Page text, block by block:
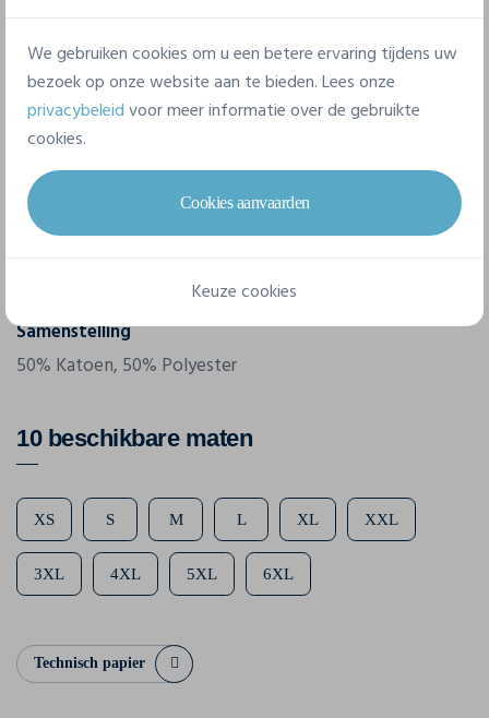
Eigenschappen
Merk
Wk. Designed To Work
Referentie
WK360
Gram/m²
Samenstelling
50% Katoen, 50% Polyester
10 beschikbare maten
XS S M L XL XXL
3XL 4XL 5XL 6XL
Technisch papier
We gebruiken cookies om u een betere ervaring tijdens uw
bezoek op onze website aan te bieden. Lees onze
privacybeleidvoor meer informatie over de gebruikte
cookies.
Cookies aanvaarden
Keuze cookies